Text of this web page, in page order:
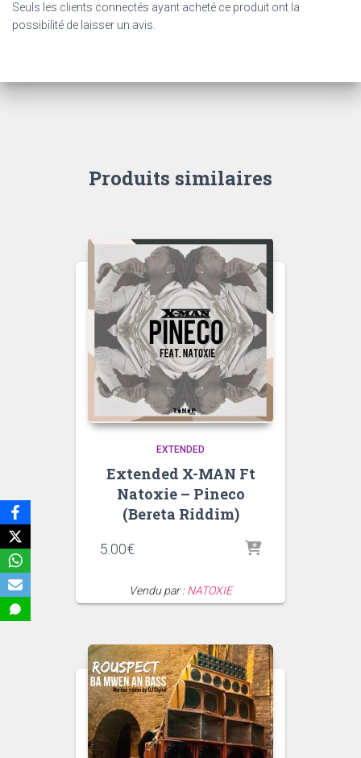
Seuls les clients connectés ayant acheté ce produit ont la
possibilité de laisser un avis.
Produits similaires
EXTENDED
Extended X-MAN Ft
Natoxie – Pineco
(Bereta Riddim)
5.00€
Vendu par :NATOXIE